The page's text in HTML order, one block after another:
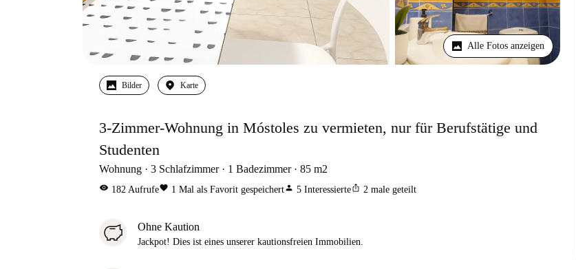
Alle Fotos anzeigen
Bilder Karte
3-Zimmer-Wohnung in Móstoles zu vermieten, nur für Berufstätige und
Studenten
Wohnung 3 Schlafzimmer 1 Badezimmer 85 m2
visibility 182 Aufrufefavorite 1 Mal als Favorit gespeichertperson 5 Interessierteios_share 2 male geteilt
Ohne Kaution
Jackpot! Dies ist eines unserer kautionsfreien Immobilien.